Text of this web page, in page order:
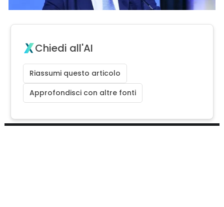
Chiedi all'AI
Riassumi questo articolo
Approfondisci con altre fonti